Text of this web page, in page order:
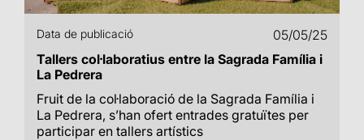
Data de publicació
05/05/25
Tallers col·laboratius entre la Sagrada Família i
La Pedrera
Fruit de la col·laboració de la Sagrada Família i
La Pedrera, s’han ofert entrades gratuïtes per
participar en tallers artístics